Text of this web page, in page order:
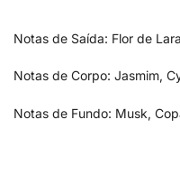
Notas de Saída: Flor de
Notas de Corpo: Jasmim,
Notas de Fundo: Musk,